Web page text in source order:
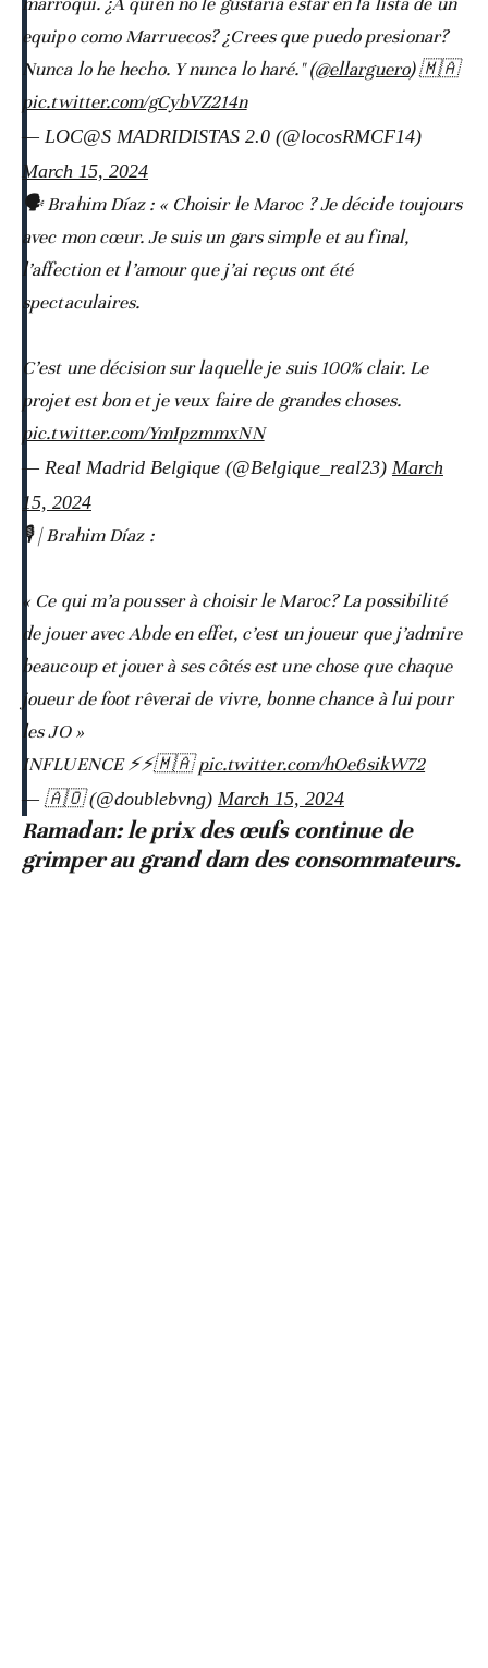
equipo como Marruecos? ¿Crees que puedo presionar?
Nunca lo he hecho. Y nunca lo haré." (@ellarguero) 🇲🇦
pic.twitter.com/gCybVZ214n
— LOC@S MADRIDISTAS 2.0 (@locosRMCF14)
March 15, 2024
🗣️ Brahim Díaz : « Choisir le Maroc ? Je décide toujours
avec mon cœur. Je suis un gars simple et au final,
l’affection et l’amour que j’ai reçus ont été
spectaculaires.
C’est une décision sur laquelle je suis 100% clair. Le
projet est bon et je veux faire de grandes choses.
pic.twitter.com/YmIpzmmxNN
— Real Madrid Belgique (@Belgique_real23) March
15, 2024
🎙️ | Brahim Díaz :
« Ce qui m’a pousser à choisir le Maroc? La possibilité
de jouer avec Abde en effet, c’est un joueur que j’admire
beaucoup et jouer à ses côtés est une chose que chaque
joueur de foot rêverai de vivre, bonne chance à lui pour
les JO »
INFLUENCE ⚡️⚡️🇲🇦pic.twitter.com/hOe6sikW72
— 🇦🇴 (@doublebvng) March 15, 2024
Ramadan: le prix des œufs continue de
grimper au grand dam des consommateurs.